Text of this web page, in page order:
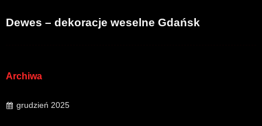
Dewes – dekoracje weselne Gdańsk
Archiwa
grudzień 2025